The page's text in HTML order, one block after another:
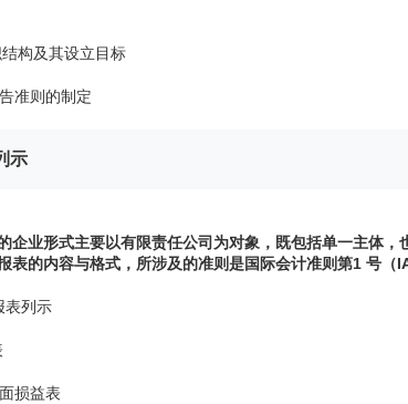
构及其设立目标
准则的制定
示
企业形式主要以有限责任公司为对象，既包括单一主体
表的内容与格式，所涉及的准则是国际会计准则第1 号（
表列示
损益表